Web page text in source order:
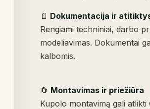
📄 Dokumentacija ir
Rengiami techniniai, darbo
modeliavimas. Dokumentai
kalbomis.
🔄 Montavimas ir priežiūra
Kupolo montavimą gali